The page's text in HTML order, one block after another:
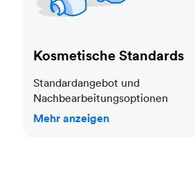
Kosmetische Standards
Standardangebot und
Nachbearbeitungsoptionen
Mehr anzeigen